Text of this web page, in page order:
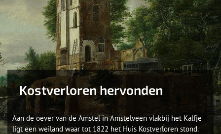
Kostverloren hervonden
Aan de oever van de Amstel in Amstelveen vlakbij het Kalfje
ligt een weiland waar tot 1822 het Huis Kostverloren stond.